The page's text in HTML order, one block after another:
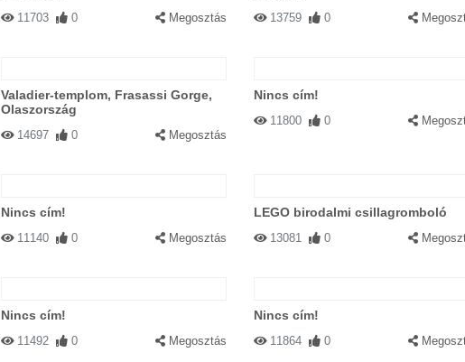
11703 0 Megosztás 13759 0
Valadier-templom, Frasassi Gorge,
Olaszország
14697 0 Megosztás
Nincs cím!
11800 0
Nincs cím!
11140 0 Megosztás
LEGO birodalmi csillagromboló
13081 0
Nincs cím!
11492 0 Megosztás
Nincs cím!
11864 0